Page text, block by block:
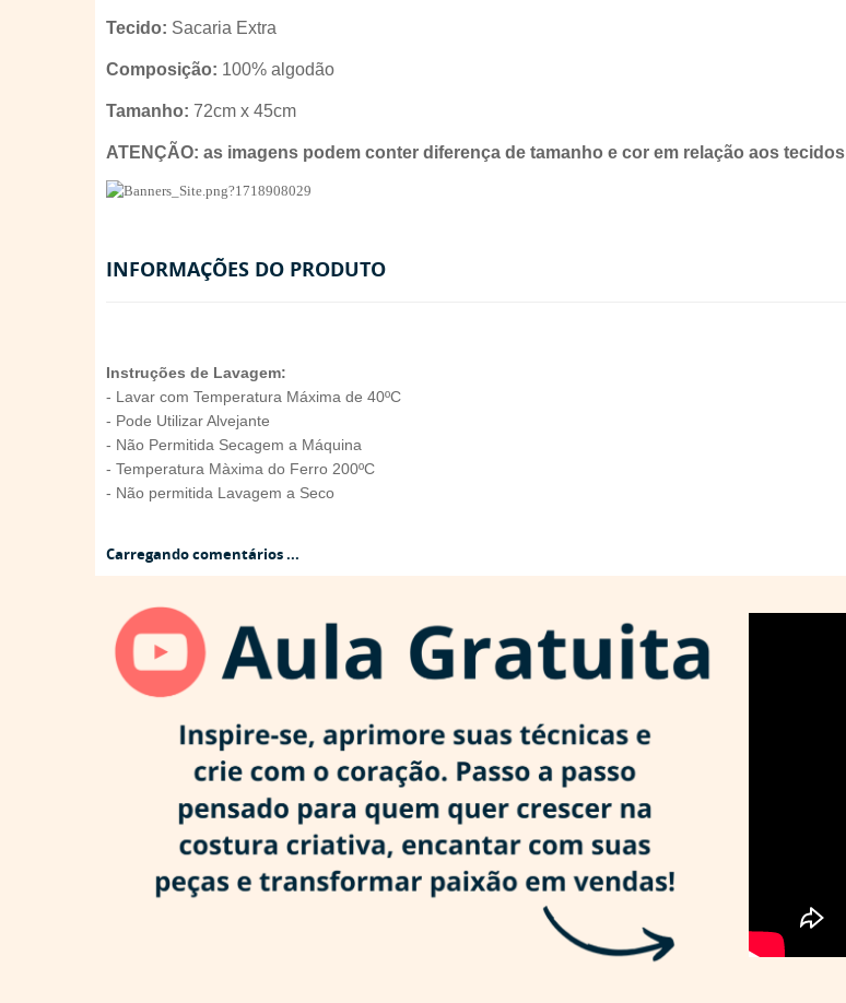
Tecido: Sacaria Extra
Composição: 100% algodão
Tamanho: 72cm x 45cm
ATENÇÃO: as imagens podem conter diferença de tamanho e cor em relação aos tecidos
INFORMAÇÕES DO PRODUTO
Instruções de Lavagem:
- Lavar com Temperatura Máxima de 40ºC
- Pode Utilizar Alvejante
- Não Permitida Secagem a Máquina
- Temperatura Màxima do Ferro 200ºC
- Não permitida Lavagem a Seco
Carregando comentários ...